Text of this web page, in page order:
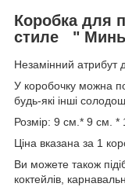
Коробка для
стиле "
Незамінний атрибут
У коробочку можна
будь-які інші
Розмір: 9 см.* 9 см. *
Ціна вказана за 1
Ви можете також
коктейлів,